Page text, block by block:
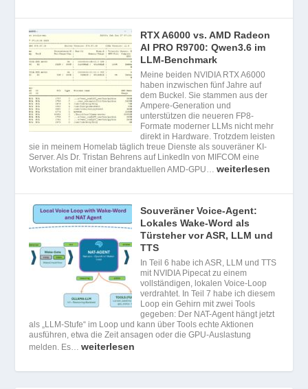
RTX A6000 vs. AMD Radeon
AI PRO R9700: Qwen3.6 im
LLM-Benchmark
Meine beiden NVIDIA RTX A6000
haben inzwischen fünf Jahre auf
dem Buckel. Sie stammen aus der
Ampere-Generation und
unterstützen die neueren FP8-
Formate moderner LLMs nicht mehr
direkt in Hardware. Trotzdem leisten
sie in meinem Homelab täglich treue Dienste als souveräner KI-
Server. Als Dr. Tristan Behrens auf LinkedIn von MIFCOM eine
Workstation mit einer brandaktuellen AMD-GPU…weiterlesen
Souveräner Voice-Agent:
Lokales Wake-Word als
Türsteher vor ASR, LLM und
TTS
In Teil 6 habe ich ASR, LLM und TTS
mit NVIDIA Pipecat zu einem
vollständigen, lokalen Voice-Loop
verdrahtet. In Teil 7 habe ich diesem
Loop ein Gehirn mit zwei Tools
gegeben: Der NAT-Agent hängt jetzt
als „LLM-Stufe“ im Loop und kann über Tools echte Aktionen
ausführen, etwa die Zeit ansagen oder die GPU-Auslastung
melden. Es…weiterlesen